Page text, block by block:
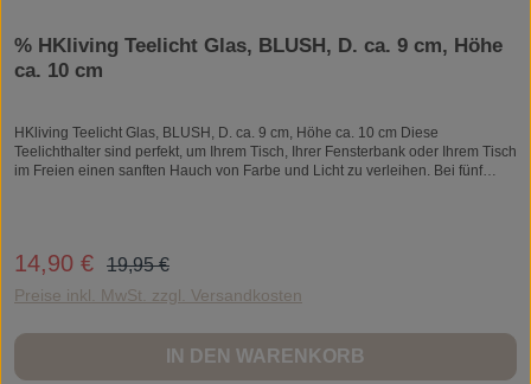
% HKliving Teelicht Glas, BLUSH, D. ca. 9 cm, Höhe
ca. 10 cm
HKliving Teelicht Glas, BLUSH, D. ca. 9 cm, Höhe ca. 10 cm Diese
Teelichthalter sind perfekt, um Ihrem Tisch, Ihrer Fensterbank oder Ihrem Tisch
im Freien einen sanften Hauch von Farbe und Licht zu verleihen. Bei fünf
Verkaufspreis:
14,90 € Regulärer Preis:
19,95 €
Preise inkl. MwSt. zzgl. Versandkosten
IN DEN WARENKORB